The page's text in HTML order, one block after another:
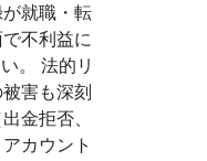
就職・転
不利益に
。 法的リ
害も深刻
金拒否、
カウント